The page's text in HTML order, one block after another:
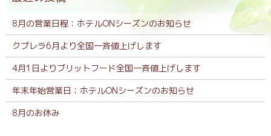
8月の営業日程：ホテルONシーズンのお知らせ
クプレラ6月より全国一斉値上げします
4月1日よりブリットフード全国一斉値上げします
年末年始営業日：ホテルONシーズンのお知らせ
8月のお休み